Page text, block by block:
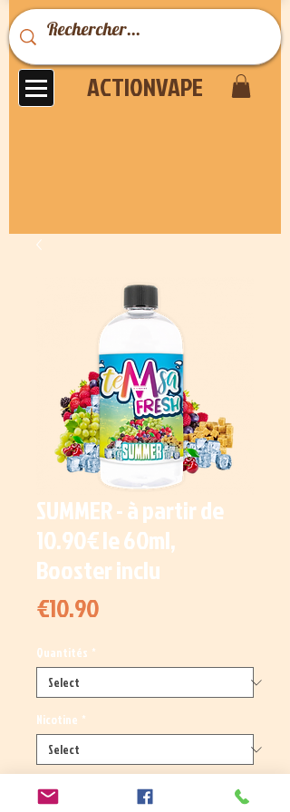
ACTIONVAPE
SUMMER - à partir de
10.90€ le 60ml,
Booster inclu
€10.90Price
Quantités *
Nicotine *
Quantity